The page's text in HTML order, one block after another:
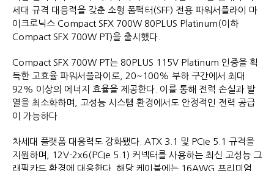
세대 규격 대응력을 갖춘 소형 폼팩터(SFF) 전용 파워서플라이 마
이크로닉스 Compact SFX 700W 80PLUS Platinum(이하
Compact SFX 700W PT)을 출시했다.
Compact SFX 700W PT는 80PLUS 115V Platinum 인증을 획
득한 고효율 파워서플라이로, 20~100% 부하 구간에서 최대
92% 이상의 에너지 효율을 제공한다. 이를 통해 전력 손실과 발
열을 최소화하며, 고성능 시스템 환경에서도 안정적인 전력 공급
이 가능하다.
차세대 플랫폼 대응력도 강화됐다. ATX 3.1 및 PCIe 5.1 규격을
지원하며, 12V-2x6(PCIe 5.1) 커넥터를 사용하는 최신 고성능 그
래픽카드 환경에 대응한다. 해당 케이블에는 16AWG 프리미엄